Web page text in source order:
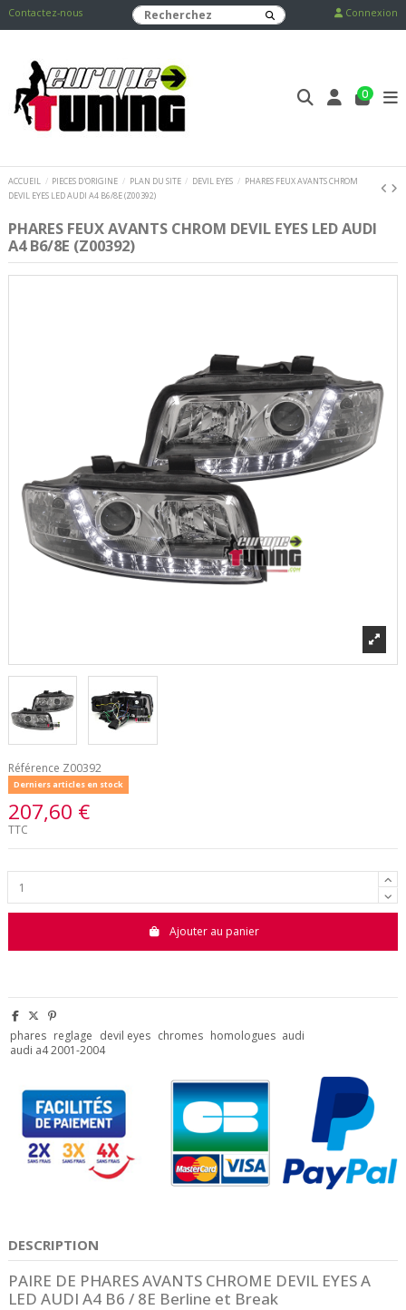
Contactez-nous Connexion
0
ACCUEIL PIECES D'ORIGINE PLAN DU SITE DEVIL EYES
PHARES FEUX AVANTS CHROM
DEVIL EYES LED AUDI A4 B6/8E (Z00392)
PHARES FEUX AVANTS CHROM DEVIL EYES LED AUDI
A4 B6/8E (Z00392)
Référence Z00392
Derniers articles en stock
207,60 €
TTC
Ajouter au panier
phares reglage devil eyes chromes homologues audi
audi a4 2001-2004
DESCRIPTION
PAIRE DE PHARES AVANTS CHROME DEVIL EYES A
LED AUDI A4 B6 / 8E Berline et Break